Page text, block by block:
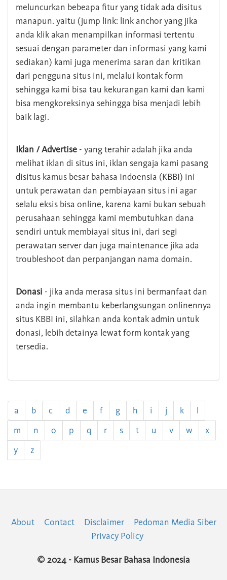
meluncurkan bebeapa fitur yang tidak ada disitus
manapun. yaitu (jump link: link anchor yang jika
anda klik akan menampilkan informasi tertentu
sesuai dengan parameter dan informasi yang kami
sediakan) kami juga menerima saran dan kritikan
dari pengguna situs ini, melalui kontak form
sehingga kami bisa tau kekurangan kami dan kami
bisa mengkoreksinya sehingga bisa menjadi lebih
baik lagi.
Iklan / Advertise - yang terahir adalah jika anda
melihat iklan di situs ini, iklan sengaja kami pasang
disitus kamus besar bahasa Indoensia (KBBI) ini
untuk perawatan dan pembiayaan situs ini agar
selalu eksis bisa online, karena kami bukan sebuah
perusahaan sehingga kami membutuhkan dana
sendiri untuk membiayai situs ini, dari segi
perawatan server dan juga maintenance jika ada
troubleshoot dan perpanjangan nama domain.
Donasi - jika anda merasa situs ini bermanfaat dan
anda ingin membantu keberlangsungan onlinennya
situs KBBI ini, silahkan anda kontak admin untuk
donasi, lebih detainya lewat form kontak yang
tersedia.
a b c d e f g h i j k
l
m
n o p q r s t u v w
x
y
z
About Contact Disclaimer
Pedoman Media Siber
Privacy Policy
© 2024 - Kamus Besar Bahasa Indonesia